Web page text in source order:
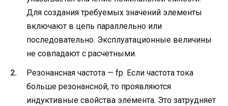
Для создания требуемых значений элементы
включают в цепь параллельно или
последовательно. Эксплуатационные величины
не совпадают с расчетными.
Резонансная частота — fр. Если частота тока
больше резонансной, то проявляются
индуктивные свойства элемента. Это затрудняет